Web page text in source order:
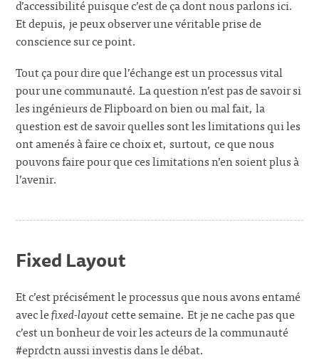
d’accessibilité puisque c’est de ça dont nous parlons ici.
Et depuis, je peux observer une véritable prise de
conscience sur ce point.
Tout ça pour dire que l’échange est un processus vital
pour une communauté. La question n’est pas de savoir si
les ingénieurs de Flipboard on bien ou mal fait, la
question est de savoir quelles sont les limitations qui les
ont amenés à faire ce choix et, surtout, ce que nous
pouvons faire pour que ces limitations n’en soient plus à
l’avenir.
Fixed Layout
Et c’est précisément le processus que nous avons entamé
avec lefixed-layoutcette semaine. Et je ne cache pas que
c’est un bonheur de voir les acteurs de la communauté
#eprdctn aussi investis dans le débat.